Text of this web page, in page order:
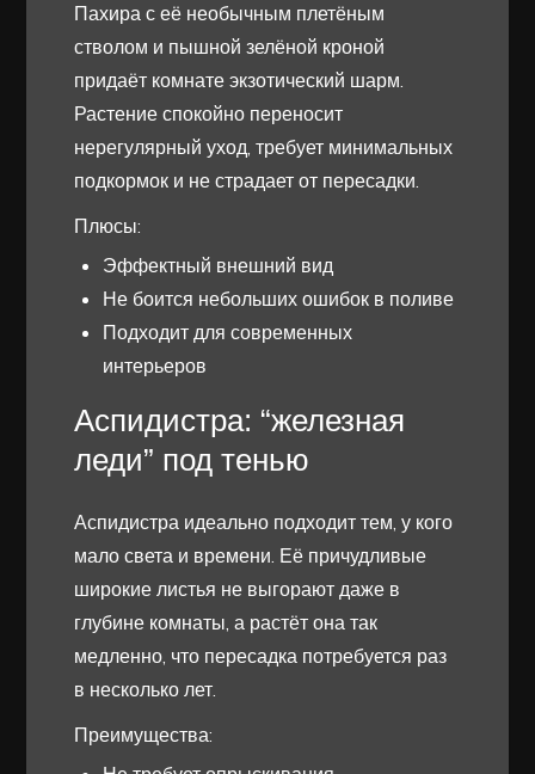
Пахира с её необычным плетёным
стволом и пышной зелёной кроной
придаёт комнате экзотический шарм.
Растение спокойно переносит
нерегулярный уход, требует минимальных
подкормок и не страдает от пересадки.
Плюсы:
Эффектный внешний вид
Не боится небольших ошибок в поливе
Подходит для современных
интерьеров
Аспидистра: “железная
леди” под тенью
Аспидистра идеально подходит тем, у кого
мало света и времени. Её причудливые
широкие листья не выгорают даже в
глубине комнаты, а растёт она так
медленно, что пересадка потребуется раз
в несколько лет.
Преимущества: